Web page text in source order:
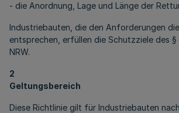
- die Anordnung, Lage und Länge der
Industriebauten, die den Anforderungen
entsprechen, erfüllen die Schutzziele des §
NRW.
2
Geltungsbereich
Diese Richtlinie gilt für Industriebauten